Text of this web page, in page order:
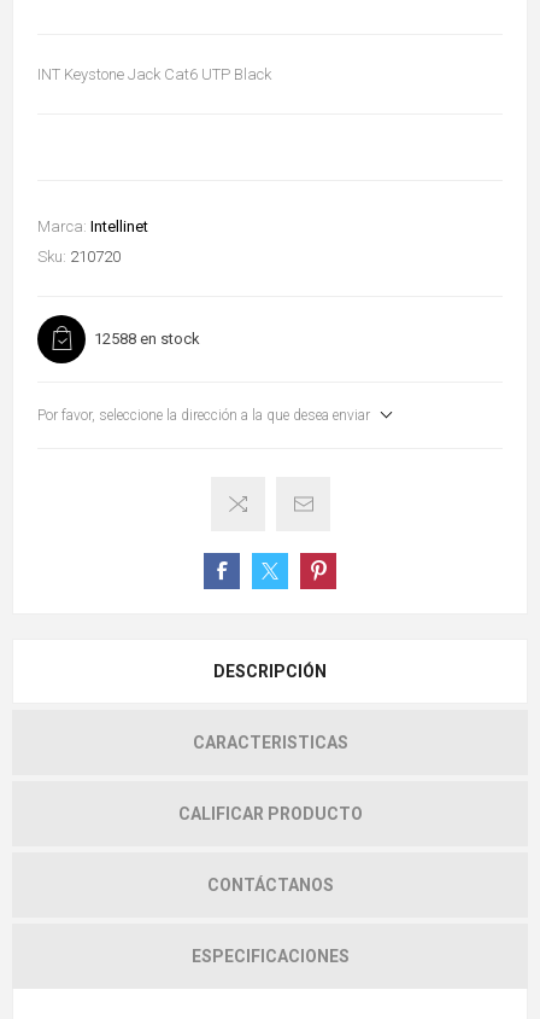
INT Keystone Jack Cat6 UTP Black
Marca: Intellinet
Sku: 210720
12588 en stock
Por favor, seleccione la dirección a la que desea enviar
DESCRIPCIÓN
CARACTERISTICAS
CALIFICAR PRODUCTO
CONTÁCTANOS
ESPECIFICACIONES